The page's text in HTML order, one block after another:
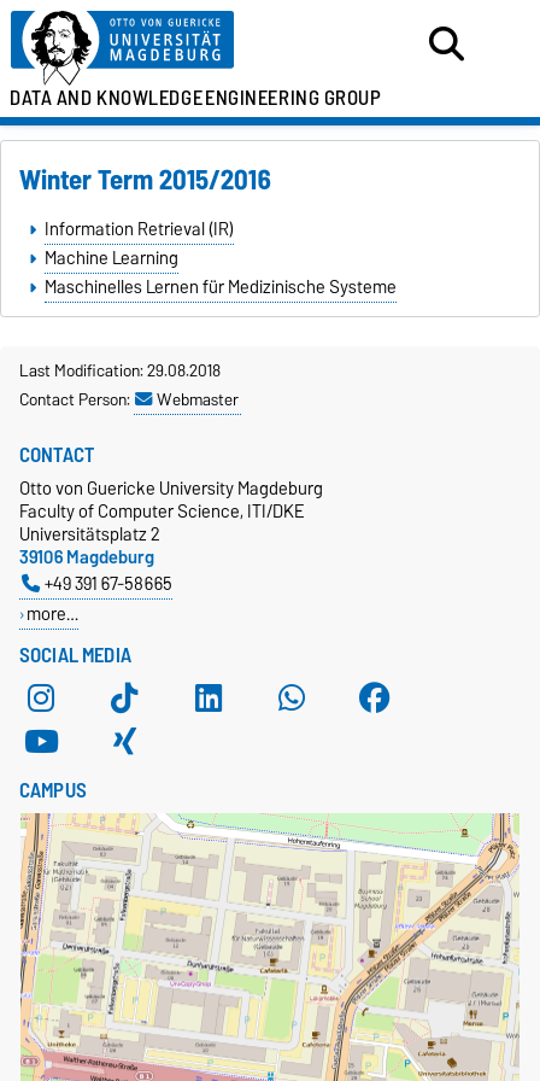
DATA AND KNOWLEDGEENGINEERING GROUP
Winter Term 2015/2016
Information Retrieval (IR)
Machine Learning
Maschinelles Lernen für Medizinische Systeme
Last Modification: 29.08.2018
Contact Person:
Webmaster
SOCIAL MEDIA
CONTACT
Otto von Guericke University Magdeburg
Faculty of Computer Science, ITI/DKE
Universitätsplatz 2
39106 Magdeburg
+49 391 67-58665
more…
CAMPUS